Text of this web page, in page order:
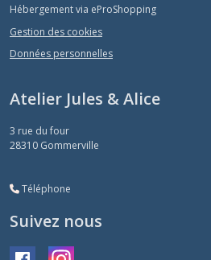
Hébergement via eProShopping
Gestion des cookies
Données personnelles
Atelier Jules & Alice
3 rue du four
28310 Gommerville
Téléphone
Suivez nous